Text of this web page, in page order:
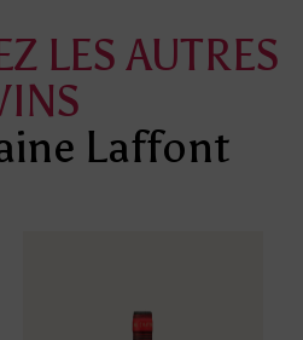
LES AUTRES
Laffont